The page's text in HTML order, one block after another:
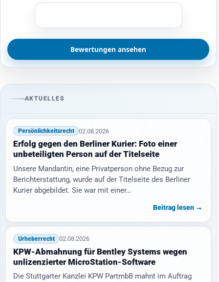
Bewertungen ansehen
AKTUELLES
Persönlichkeitsrecht 02.08.2026
Erfolg gegen den Berliner Kurier: Foto einer
unbeteiligten Person auf der Titelseite
Unsere Mandantin, eine Privatperson ohne Bezug zur
Berichterstattung, wurde auf der Titelseite des Berliner
Kurier abgebildet. Sie war mit einer…
Beitrag lesen →
Urheberrecht 02.08.2026
KPW-Abmahnung für Bentley Systems wegen
unlizenzierter MicroStation-Software
Die Stuttgarter Kanzlei KPW PartmbB mahnt im Auftrag